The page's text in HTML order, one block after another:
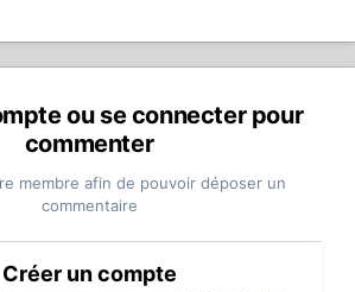
ou se connecter pour
commenter
membre afin de pouvoir déposer un
commentaire
Créer un compte